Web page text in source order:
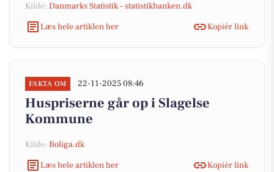
Kilde: Danmarks Statistik - statistikbanken.dk
Læs hele artiklen her
Kopiér link
FAKTA OM 22-11-2025 08:46
Huspriserne går op i Slagelse
Kommune
Kilde: Boliga.dk
Læs hele artiklen her
Kopiér link